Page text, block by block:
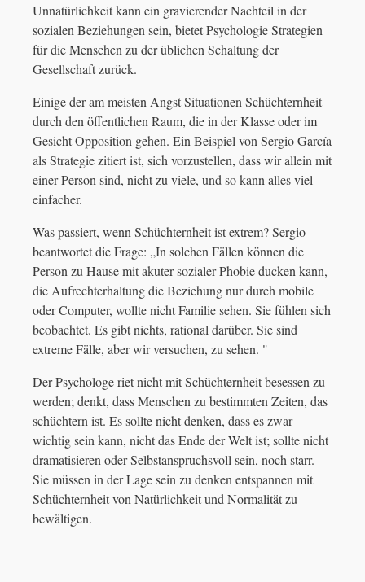
Unnatürlichkeit kann ein gravierender Nachteil in der
sozialen Beziehungen sein, bietet Psychologie Strategien
für die Menschen zu der üblichen Schaltung der
Gesellschaft zurück.
Einige der am meisten Angst Situationen Schüchternheit
durch den öffentlichen Raum, die in der Klasse oder im
Gesicht Opposition gehen. Ein Beispiel von Sergio García
als Strategie zitiert ist, sich vorzustellen, dass wir allein mit
einer Person sind, nicht zu viele, und so kann alles viel
einfacher.
Was passiert, wenn Schüchternheit ist extrem? Sergio
beantwortet die Frage: „In solchen Fällen können die
Person zu Hause mit akuter sozialer Phobie ducken kann,
die Aufrechterhaltung die Beziehung nur durch mobile
oder Computer, wollte nicht Familie sehen. Sie fühlen sich
beobachtet. Es gibt nichts, rational darüber. Sie sind
extreme Fälle, aber wir versuchen, zu sehen. "
Der Psychologe riet nicht mit Schüchternheit besessen zu
werden; denkt, dass Menschen zu bestimmten Zeiten, das
schüchtern ist. Es sollte nicht denken, dass es zwar
wichtig sein kann, nicht das Ende der Welt ist; sollte nicht
dramatisieren oder Selbstanspruchsvoll sein, noch starr.
Sie müssen in der Lage sein zu denken entspannen mit
Schüchternheit von Natürlichkeit und Normalität zu
bewältigen.